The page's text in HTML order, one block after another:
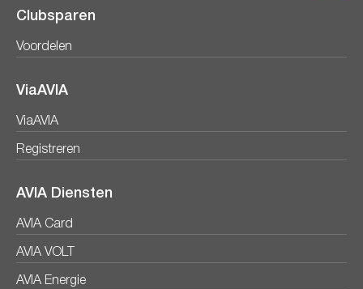
Clubsparen
Voordelen
ViaAVIA
ViaAVIA
Registreren
AVIA Diensten
AVIA Card
AVIA VOLT
AVIA Energie